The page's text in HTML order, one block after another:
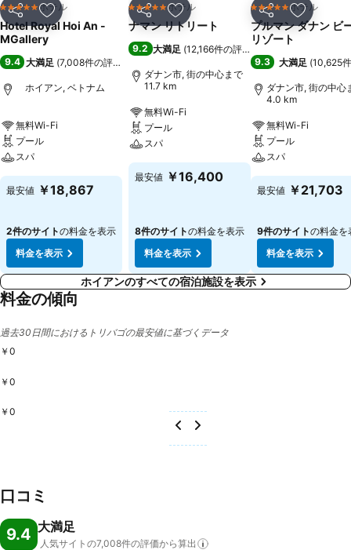
シェア お気に入りに追加
5 ホテルのランク
ホテル
Hotel Royal Hoi An -
MGallery
9.4 大満足 (7,008件の評価
ホイアン, ベトナム
無料Wi-Fi
プール
スパ
最安値 ￥18,867
2件のサイトの料金を表示
料金を表示
シェア お気に入りに追加
5 ホテルのランク
ホテル
ナマン リトリート
9.2 大満足 (12,166件の評価 )
ダナン市, 街の中心まで
11.7 km
無料Wi-Fi
プール
スパ
最安値 ￥16,400
8件のサイトの料金を表示
料金を表示
シェア お気に入
5 ホテルのランク
ホテル
プルマン ダナン ビ
リゾート
9.3 大満足 (10,625
ダナン市, 街の中心
4.0 km
無料Wi-Fi
プール
スパ
最安値 ￥21,703
9件のサイトの料金を
料金を表示
ホイアンのすべての宿泊施設を表示
料金の傾向
過去30日間におけるトリバゴの最安値に基づくデータ
￥0
￥0
￥0
口コミ
9.4 大満足
人気サイトの7,008件の評価から算出